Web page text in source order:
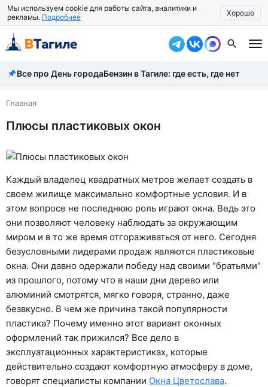
Мы используем cookie для работы сайта, аналитики и
рекламы. Подробнее Хорошо
Все новости
Происшествия
Город
Власть
Экономика
Общество
Рассказать новость
Все про День городаБензин в Тагиле: где есть, где нет
Главная
Плюсы пластиковых окон
Каждый владелец квадратных метров желает создать в
своем жилище максимально комфортные условия. И в
этом вопросе не последнюю роль играют окна. Ведь это
они позволяют человеку наблюдать за окружающим
миром и в то же время отгораживаться от него. Сегодня
безусловными лидерами продаж являются пластиковые
окна. Они давно одержали победу над своими "братьями"
из прошлого, потому что в наши дни дерево или
алюминий смотрятся, мягко говоря, странно, даже
безвкусно. В чем же причина такой популярности
пластика? Почему именно этот вариант оконных
оформлений так прижился? Все дело в
эксплуатационных характеристиках, которые
действительно создают комфортную атмосферу в доме,
говорят специалисты компании Окна Цветослава.